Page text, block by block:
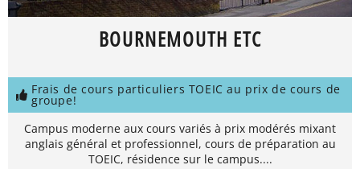
BOURNEMOUTH ETC
Frais de cours particuliers TOEIC au prix de cours de
groupe!
Campus moderne aux cours variés à prix modérés mixant
anglais général et professionnel, cours de préparation au
TOEIC, résidence sur le campus....